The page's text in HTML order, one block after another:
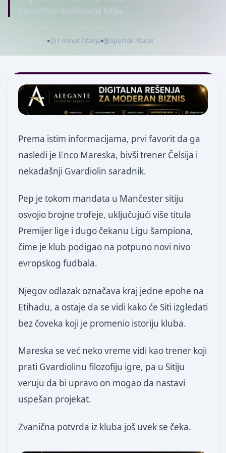
bio simbol dominacije Sitija.
1 minut čitanja Sportski Radar
Prema istim informacijama, prvi favorit da ga
nasledi je Enco Mareska, bivši trener Čelsija i
nekadašnji Gvardiolin saradnik.
Pep je tokom mandata u Mančester sitiju
osvojio brojne trofeje, uključujući više titula
Premijer lige i dugo čekanu Ligu šampiona,
čime je klub podigao na potpuno novi nivo
evropskog fudbala.
Njegov odlazak označava kraj jedne epohe na
Etihadu, a ostaje da se vidi kako će Siti izgledati
bez čoveka koji je promenio istoriju kluba.
Mareska se već neko vreme vidi kao trener koji
prati Gvardiolinu filozofiju igre, pa u Sitiju
veruju da bi upravo on mogao da nastavi
uspešan projekat.
Zvanična potvrda iz kluba još uvek se čeka.